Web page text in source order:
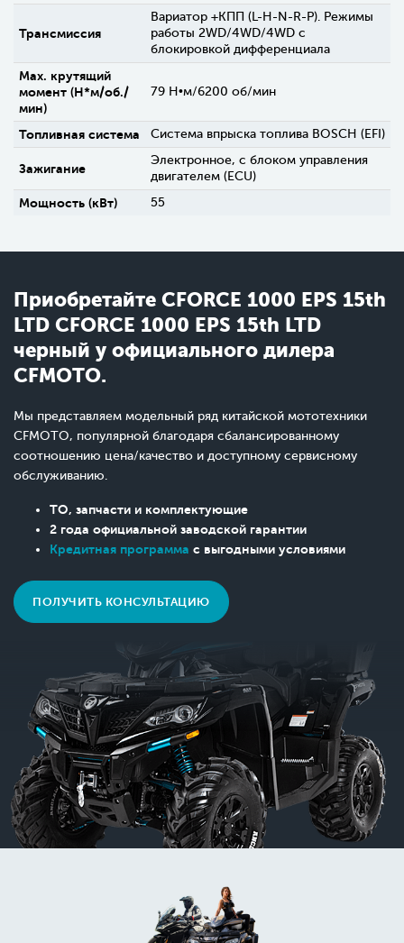
Трансмиссия
Вариатор +КПП (L-H-N-R-P). Режимы
работы 2WD/4WD/4WD c
блокировкой дифференциала
Max. крутящий
момент (H*м/об./
мин)
79 Н•м/6200 об/мин
Топливная система Система впрыска топлива BOSCH (EFI)
Зажигание
Электронное, с блоком управления
двигателем (ECU)
Мощность (кВт) 55
Приобретайте CFORCE 1000 EPS 15th
LTD CFORCE 1000 EPS 15th LTD
черный у официального дилера
CFMOTO.
Мы представляем модельный ряд китайской мототехники
CFMOTO, популярной благодаря сбалансированному
соотношению цена/качество и доступному сервисному
обслуживанию.
ТО, запчасти и комплектующие
2 года официальной заводской гарантии
Кредитная программа с выгодными условиями
ПОЛУЧИТЬ КОНСУЛЬТАЦИЮ